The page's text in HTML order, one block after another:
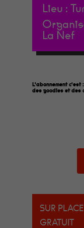
Lieu :
La Nef
L'abonnement c'est :
des goodies et des
SUR PLACE
GRATUIT